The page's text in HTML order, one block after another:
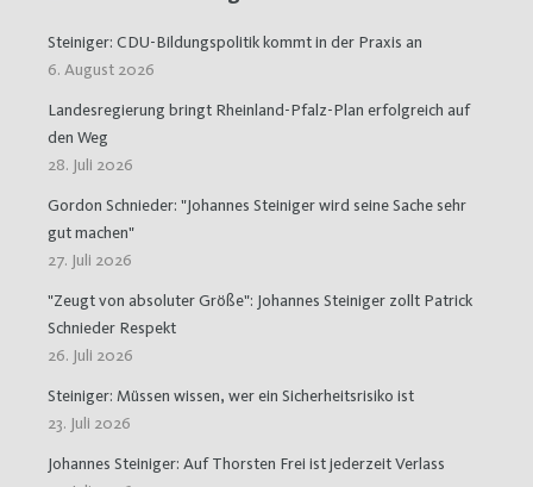
Steiniger: CDU-Bildungspolitik kommt in der Praxis an
6. August 2026
Landesregierung bringt Rheinland-Pfalz-Plan erfolgreich auf
den Weg
28. Juli 2026
Gordon Schnieder: "Johannes Steiniger wird seine Sache sehr
gut machen"
27. Juli 2026
"Zeugt von absoluter Größe": Johannes Steiniger zollt Patrick
Schnieder Respekt
26. Juli 2026
Steiniger: Müssen wissen, wer ein Sicherheitsrisiko ist
23. Juli 2026
Johannes Steiniger: Auf Thorsten Frei ist jederzeit Verlass